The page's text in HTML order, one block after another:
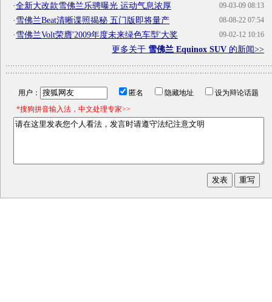
09-03-09 08:13
·全新大改款雪佛兰乐骋曝光 运动气息浓厚
08-08-22 07:54
·雪佛兰Beat清晰谍照揭秘 五门版即将量产
09-02-12 10:16
·雪佛兰Volt荣膺'2009年度未来绿色车型'大奖
更多关于 雪佛兰 Equinox SUV 的新闻>>
用户： 匿名 隐藏地址
设为辩论话题
*搜狗拼音输入法，中文处理专家>>